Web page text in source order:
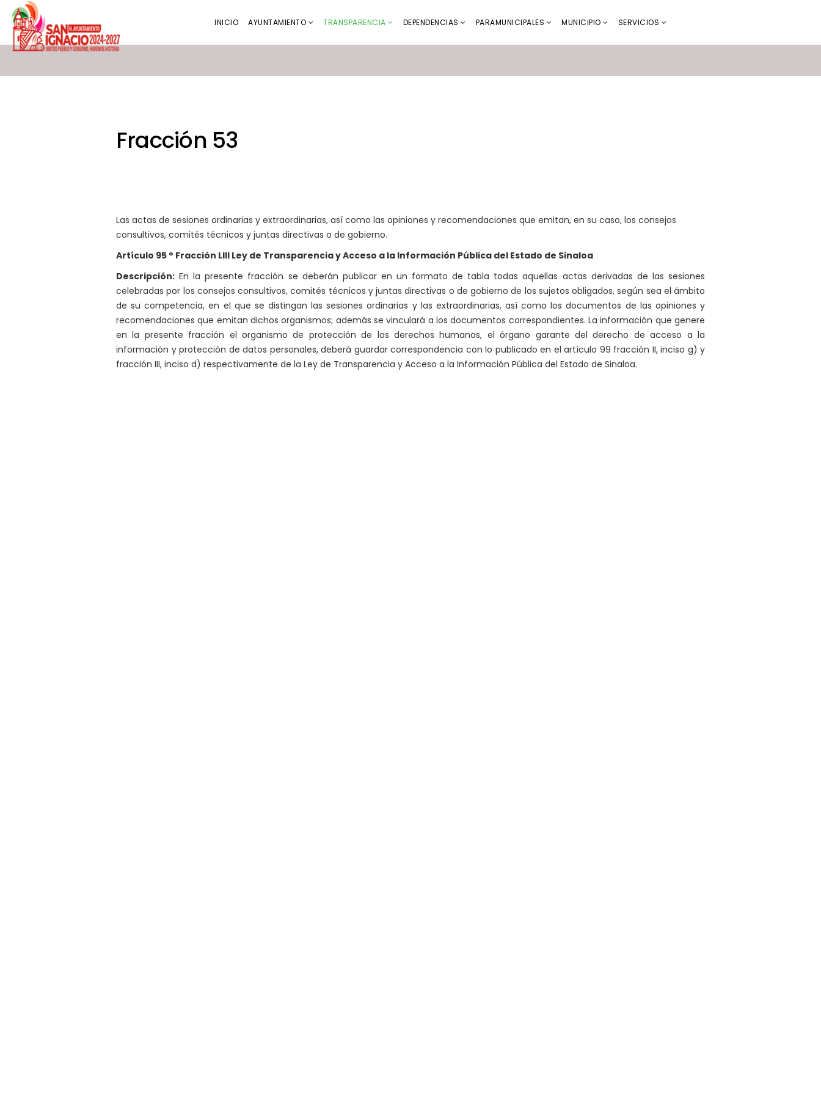
INICIO AYUNTAMIENTO TRANSPARENCIA DEPENDENCIAS PARAMUNICIPALES MUNICIPIO SERVICIOS
Fracción 53
Las actas de sesiones ordinarias y extraordinarias, así como las opiniones y recomendaciones que emitan, en su caso, los consejos
consultivos, comités técnicos y juntas directivas o de gobierno.
Artículo 95 ° Fracción LIII Ley de Transparencia y Acceso a la Información Pública del Estado de Sinaloa
Descripción: En la presente fracción se deberán publicar en un formato de tabla todas aquellas actas derivadas de las sesiones
celebradas por los consejos consultivos, comités técnicos y juntas directivas o de gobierno de los sujetos obligados, según sea el ámbito
de su competencia, en el que se distingan las sesiones ordinarias y las extraordinarias, así como los documentos de las opiniones y
recomendaciones que emitan dichos organismos; además se vinculará a los documentos correspondientes. La información que genere
en la presente fracción el organismo de protección de los derechos humanos, el órgano garante del derecho de acceso a la
información y protección de datos personales, deberá guardar correspondencia con lo publicado en el artículo 99 fracción II, inciso g) y
fracción III, inciso d) respectivamente de la Ley de Transparencia y Acceso a la Información Pública del Estado de Sinaloa.